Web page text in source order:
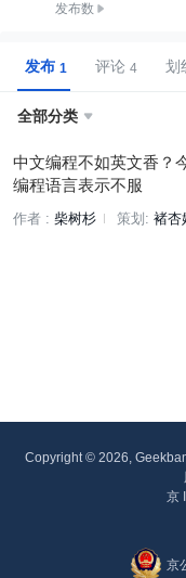
发布数
发布 评论 划
全部分类 
中文编程不如英文香？
编程语言表示不服
作者 : 柴树杉 策划: 褚杏
Copyright © 2026,
京
京